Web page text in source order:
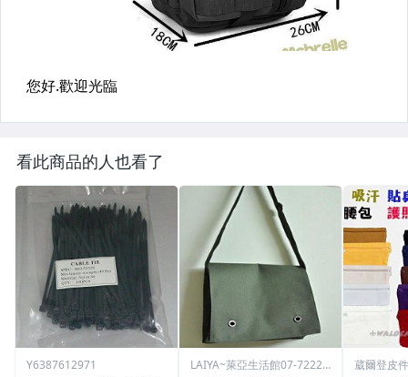
看此商品的人也看了
Y6387612971 LAIYA~萊亞生活館07-72229 葳爾登皮